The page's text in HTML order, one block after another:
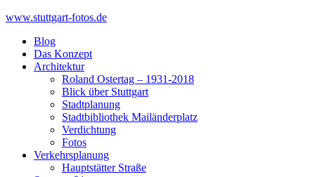
Skip
content
www.stuttgart-fotos.de
Blog
Das Konzept
Architektur
Roland Ostertag – 1931-2018
Blick über Stuttgart
Stadtplanung
Stadtbibliothek Mailänderplatz
Verdichtung
Fotos
Verkehrsplanung
Hauptstätter Straße